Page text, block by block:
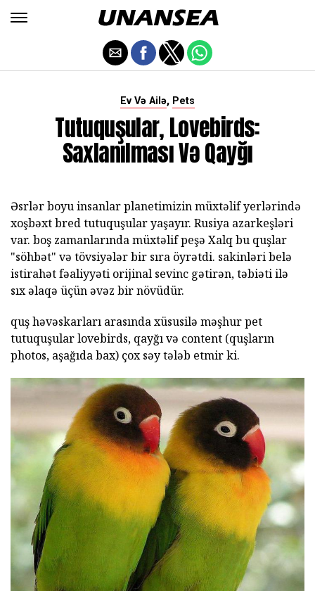
Ev Və Ailə, Pets
Tutuquşular, Lovebirds:
Saxlanılması Və Qayğı
Əsrlər boyu insanlar planetimizin müxtəlif yerlərində
xoşbəxt bred tutuquşular yaşayır. Rusiya azarkeşləri
var. boş zamanlarında müxtəlif peşə Xalq bu quşlar
"söhbət" və tövsiyələr bir sıra öyrətdi. sakinləri belə
istirahət fəaliyyəti orijinal sevinc gətirən, təbiəti ilə
sıx əlaqə üçün əvəz bir növüdür.
quş həvəskarları arasında xüsusilə məşhur pet
tutuquşular lovebirds, qayğı və content (quşların
photos, aşağıda bax) çox səy tələb etmir ki.